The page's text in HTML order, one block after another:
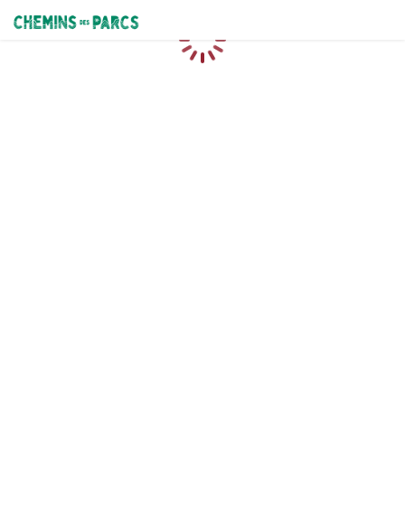
Chemins des Parcs
Chargement